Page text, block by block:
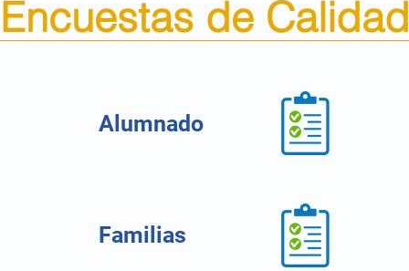
Encuestas de Calidad
Alumnado
Familias